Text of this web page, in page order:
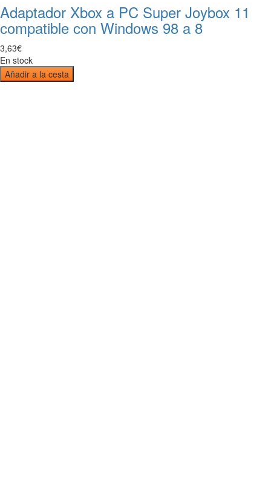
Adaptador Xbox a PC Super Joybox 11
compatible con Windows 98 a 8
3,63€
En stock
Añadir a la cesta